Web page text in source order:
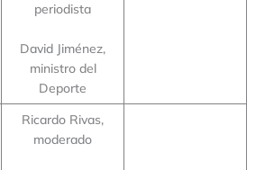
periodista
David Jiménez,
ministro del
Deporte
Ricardo Rivas,
moderado